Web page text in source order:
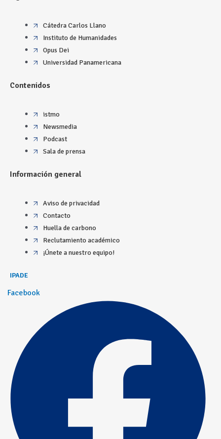
Cátedra Carlos Llano
Instituto de Humanidades
Opus Dei
Universidad Panamericana
Contenidos
istmo
Newsmedia
Podcast
Sala de prensa
Información general
Aviso de privacidad
Contacto
Huella de carbono
Reclutamiento académico
¡Únete a nuestro equipo!
IPADE
Facebook